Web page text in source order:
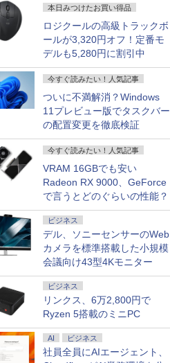
本日みつけたお買い得品
ロジクールの高級トラックボ
ールが3,320円オフ！定番モ
デルも5,280円に割引中
今すぐ読みたい！人気記事
ついに不満解消？Windows
11プレビュー版でタスクバー
の配置変更を徹底検証
今すぐ読みたい！人気記事
VRAM 16GBでも安い
Radeon RX 9000、GeForce
で言うとどのぐらいの性能？
ビジネス
デル、ソニーセンサーのWeb
カメラを標準搭載した小規模
会議向け43型4Kモニター
ビジネス
リンクス、6万2,800円で
Ryzen 5搭載のミニPC
AI ビジネス
社員全員にAIエージェント、